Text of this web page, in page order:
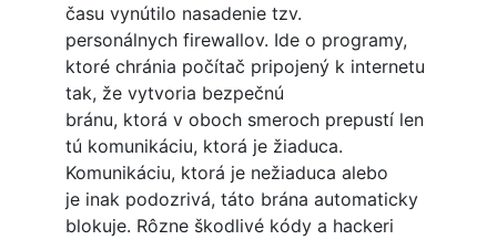
času vynútilo nasadenie tzv.
personálnych firewallov. Ide o programy,
ktoré chránia počítač pripojený k internetu
tak, že vytvoria bezpečnú
bránu, ktorá v oboch smeroch prepustí len
tú komunikáciu, ktorá je žiaduca.
Komunikáciu, ktorá je nežiaduca alebo
je inak podozrivá, táto brána automaticky
blokuje. Rôzne škodlivé kódy a hackeri